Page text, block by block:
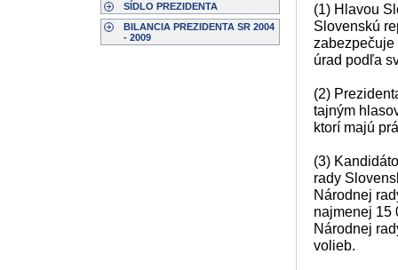
SÍDLO PREZIDENTA
BILANCIA PREZIDENTA SR 2004
- 2009
(1) Hlavou
Slovenskú
zabezpečuje
úrad podľa
(2)
tajným
ktorí majú
(3)
rady
Národnej
najmenej 15
Národnej
volieb.